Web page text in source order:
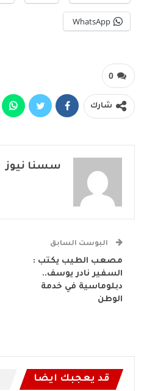
WhatsApp
0
شارك
سسنا نيوز
البوست السابق
مصعب الطيب يكتب :
السفير نادر يوسف..
دبلوماسية في خدمة
الوطن
قد يعجبك ايضا